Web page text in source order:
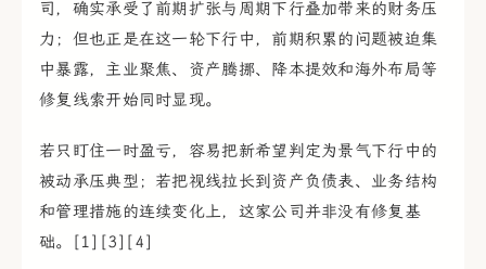
司，确实承受了前期扩张与周期下行叠加带来的财务压
力；但也正是在这一轮下行中，前期积累的问题被迫集
中暴露，主业聚焦、资产腾挪、降本提效和海外布局等
修复线索开始同时显现。
若只盯住一时盈亏，容易把新希望判定为景气下行中的
被动承压典型；若把视线拉长到资产负债表、业务结构
和管理措施的连续变化上，这家公司并非没有修复基
础。[1][3][4]